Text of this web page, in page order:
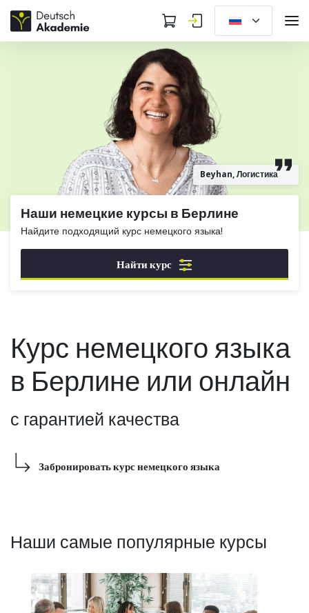
Курс немецкого языка
в Берлине или онлайн
с гарантией качества
Забронировать курс немецкого языка
Beyhan, Логистика
Наши немецкие курсы в Берлине
Найдите подходящий курс немецкого языка!
Найти курс
Наши самые популярные курсы